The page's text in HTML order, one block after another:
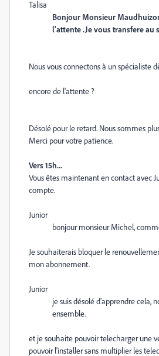
Talisa
Bonjour Monsieur
l'attente .Je vous transfere au
Nous vous connectons à un spécialiste
encore de l'attente ?
Désolé pour le retard. Nous sommes
Merci pour votre patience.
Vers 15h...
Vous êtes maintenant en contact avec
compte.
Junior
bonjour monsieur Michel,
Je souhaiterais bloquer le
mon abonnement.
Junior
je suis désolé d'apprendre cela,
ensemble.
et je souhaite pouvoir telecharger une
pouvoir l'installer sans multiplier les